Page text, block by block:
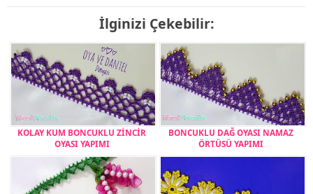
İlginizi Çekebilir:
KOLAY KUM BONCUKLU ZİNCİR
OYASI YAPIMI
BONCUKLU DAĞ OYASI NAMAZ
ÖRTÜSÜ YAPIMI